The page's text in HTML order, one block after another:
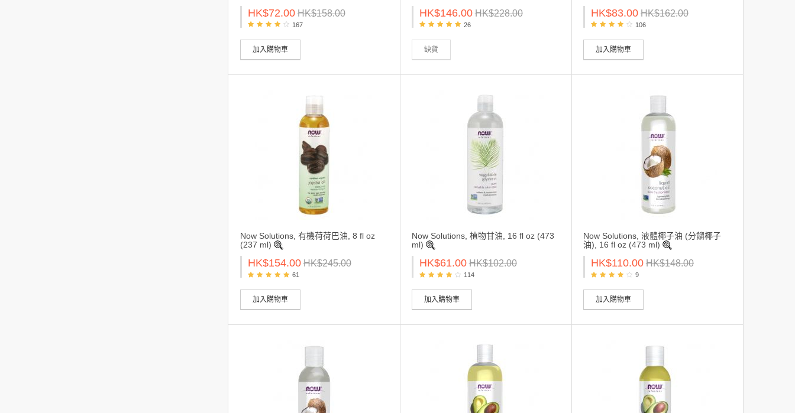
HK$72.00 HK$158.00
167
加入購物車
HK$146.00 HK$228.00
26
缺貨
HK$83.00 HK$162.00
106
加入購物車
Now Solutions, 有機荷荷巴油, 8 fl oz
(237 ml)
HK$154.00 HK$245.00
61
加入購物車
Now Solutions, 植物甘油, 16 fl oz (473
ml)
HK$61.00 HK$102.00
114
加入購物車
Now Solutions, 液體椰子油 (分餾椰子
油), 16 fl oz (473 ml)
HK$110.00 HK$148.00
9
加入購物車